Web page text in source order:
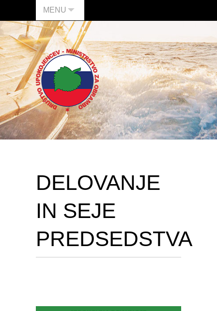
MENU
DELOVANJE
IN SEJE
PREDSEDSTVA